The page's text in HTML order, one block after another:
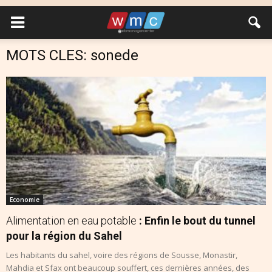
MOTS CLES: sonede
Economie
Alimentation en eau potable : Enfin le bout du tunnel
pour la région du Sahel
Les habitants du sahel, voire des régions de Sousse, Monastir,
Mahdia et Sfax ont beaucoup souffert, ces dernières années, des